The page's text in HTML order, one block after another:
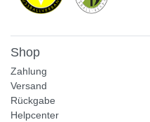
Shop
Zahlung
Versand
Rückgabe
Helpcenter